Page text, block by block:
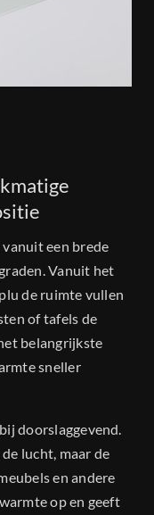
een brede
Vanuit het
de ruimte vullen
of tafels de
belangrijkste
sneller
doorslaggevend.
lucht, maar de
en andere
op en geeft